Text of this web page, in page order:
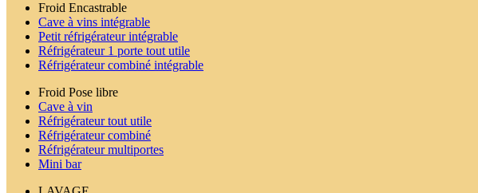
Froid Encastrable
Cave à vins intégrable
Petit réfrigérateur intégrable
Réfrigérateur 1 porte tout utile
Réfrigérateur combiné intégrable
Froid Pose libre
Cave à vin
Réfrigérateur tout utile
Réfrigérateur combiné
Réfrigérateur multiportes
Mini bar